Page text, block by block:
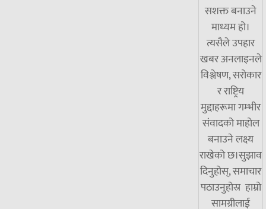
सशक्त बनाउने
माध्यम हो।
त्यसैले उपहार
खबर अनलाइनले
विश्लेषण, सरोकार
र राष्ट्रिय
मुद्दाहरूमा गम्भीर
संवादको माहोल
बनाउने लक्ष्य
राखेको छ।सुझाव
दिनुहोस्, समाचार
पठाउनुहोस्र हाम्रो
सामग्रीलाई